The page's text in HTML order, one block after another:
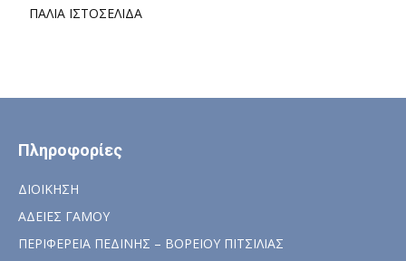
ΠΑΛΙΑ ΙΣΤΟΣΕΛΙΔΑ
Πληροφορίες
ΔΙΟΙΚΗΣΗ
ΑΔΕΙΕΣ ΓΑΜΟΥ
ΠΕΡΙΦΕΡΕΙΑ ΠΕΔΙΝΗΣ – ΒΟΡΕΙΟΥ ΠΙΤΣΙΛΙΑΣ